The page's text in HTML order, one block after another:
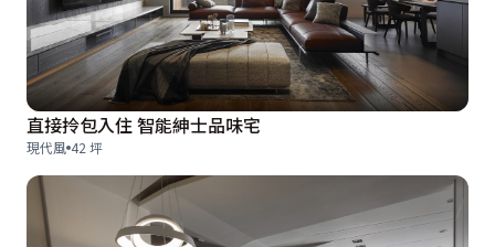
直接拎包入住 智能紳士品味宅
現代風 42 坪